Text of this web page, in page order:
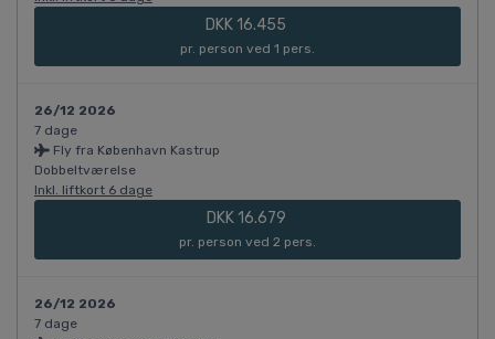
DKK 16.455
pr. person ved 1 pers.
26/12 2026
7 dage
Fly fra København Kastrup
Dobbeltværelse
Inkl. liftkort 6 dage
DKK 16.679
pr. person ved 2 pers.
26/12 2026
7 dage